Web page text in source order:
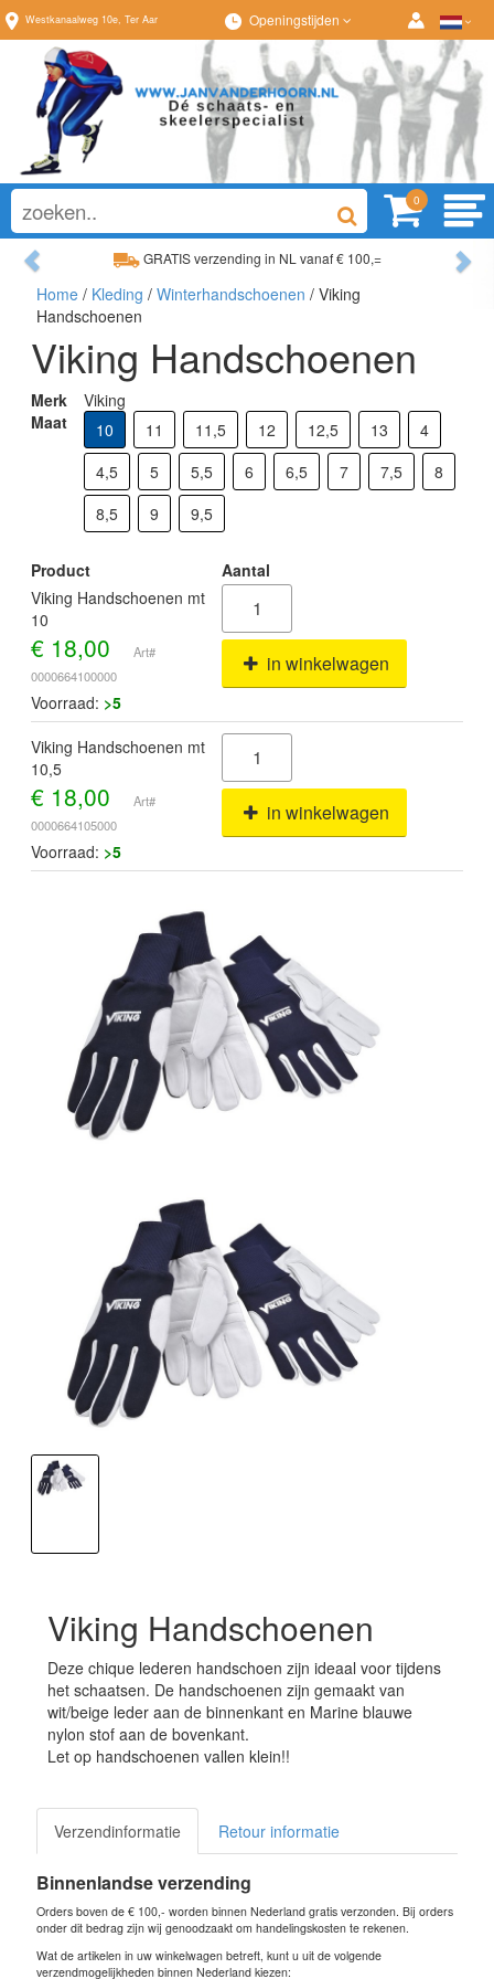
Westkanaalweg 10e, Ter Aar Openingstijden
0
GRATIS verzending in NL vanaf € 100,=
Ruim assortiment, altijd wat naar wens!
Previous
Home / Kleding / Winterhandschoenen / Viking
Handschoenen
Viking Handschoenen
Merk
Viking
Maat
10 11 11,5 12 12,5 13
4
4,5
5 5,5 6 6,5 7 7,5
8
8,5
9 9,5
Product
Aantal
Viking Handschoenen mt
10
€ 18,00
Art#
0000664100000
in winkelwagen
Voorraad: >5
Viking Handschoenen mt
10,5
€ 18,00
Art#
0000664105000
in winkelwagen
Voorraad: >5
Viking Handschoenen
Deze chique lederen handschoen zijn ideaal voor tijdens
het schaatsen. De handschoenen zijn gemaakt van
wit/beige leder aan de binnenkant en Marine blauwe
nylon stof aan de bovenkant.
Let op handschoenen vallen klein!!
Verzendinformatie Retour informatie
Binnenlandse verzending
Orders boven de € 100,- worden binnen Nederland gratis verzonden. Bij orders
onder dit bedrag zijn wij genoodzaakt om handelingskosten te rekenen.
Wat de artikelen in uw winkelwagen betreft, kunt u uit de volgende
verzendmogelijkheden binnen Nederland kiezen: